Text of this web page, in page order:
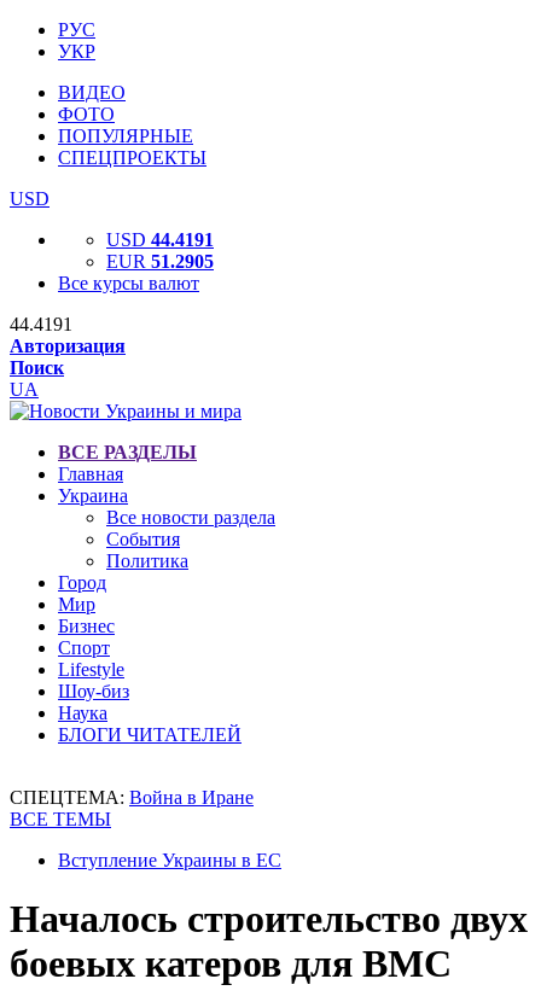
РУС
УКР
ВИДЕО
ФОТО
ПОПУЛЯРНЫЕ
СПЕЦПРОЕКТЫ
USD
USD 44.4191
EUR 51.2905
Все курсы валют
44.4191
Авторизация
Поиск
UA
ВСЕ РАЗДЕЛЫ
Главная
Украина
Все новости раздела
События
Политика
Город
Мир
Бизнес
Спорт
Lifestyle
Шоу-биз
Наука
БЛОГИ ЧИТАТЕЛЕЙ
СПЕЦТЕМА: Война в Иране
ВСЕ ТЕМЫ
Вступление Украины в ЕС
Началось строительство двух
боевых катеров для ВМС